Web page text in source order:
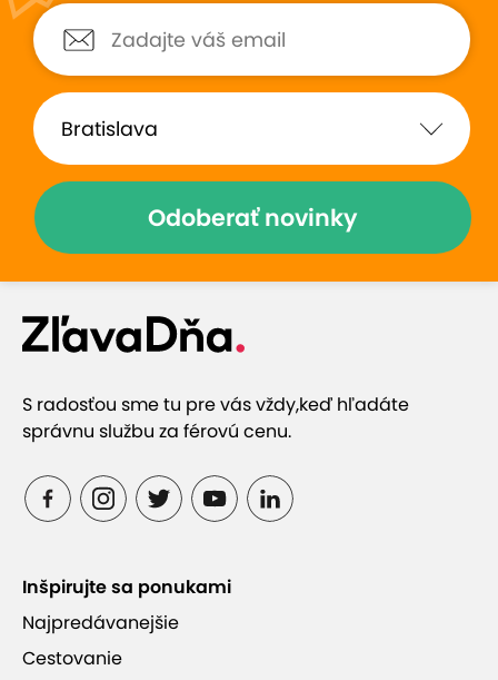
Odoberať novinky
S radosťou sme tu pre vás vždy,keď hľadáte
správnu službu za férovú cenu.
Inšpirujte sa ponukami
Najpredávanejšie
Cestovanie